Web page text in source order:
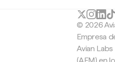
© 2026
Empresa
Avian